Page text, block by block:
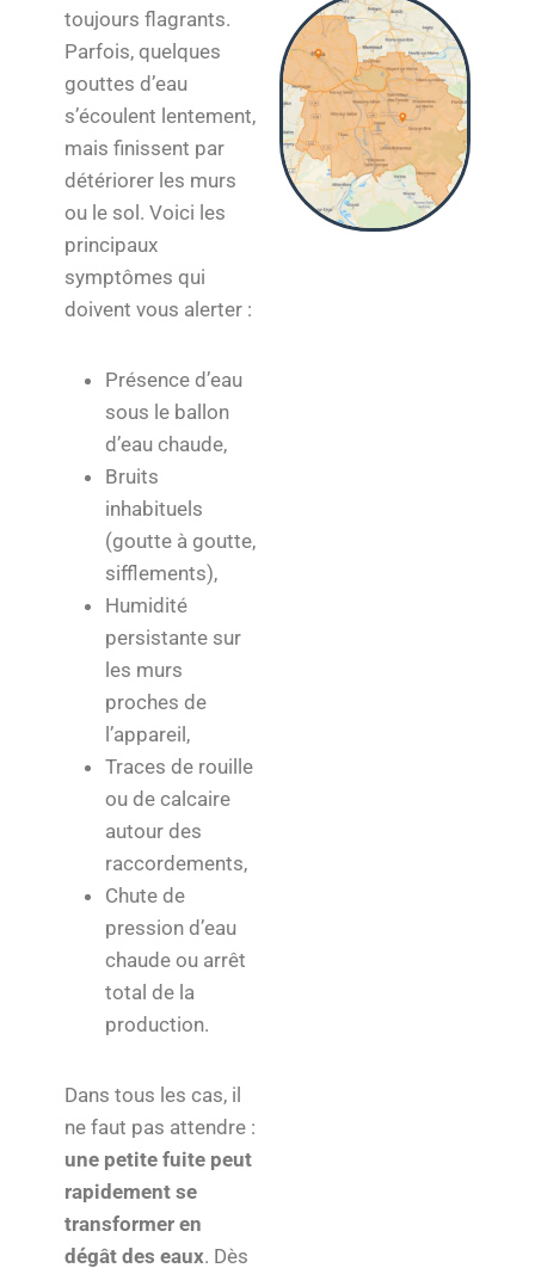
toujours flagrants.
Parfois, quelques
gouttes d’eau
s’écoulent lentement,
mais finissent par
détériorer les murs
ou le sol. Voici les
principaux
symptômes qui
doivent vous alerter :
Présence d’eau
sous le ballon
d’eau chaude,
Bruits
inhabituels
(goutte à goutte,
sifflements),
Humidité
persistante sur
les murs
proches de
l’appareil,
Traces de rouille
ou de calcaire
autour des
raccordements,
Chute de
pression d’eau
chaude ou arrêt
total de la
production.
Dans tous les cas, il
ne faut pas attendre :
une petite fuite peut
rapidement se
transformer en
dégât des eaux. Dès